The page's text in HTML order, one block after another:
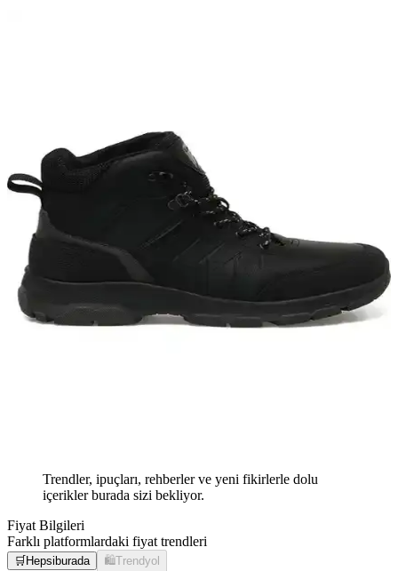
Trendler, ipuçları, rehberler ve yeni fikirlerle dolu
içerikler burada sizi bekliyor.
Fiyat Bilgileri
Farklı platformlardaki fiyat trendleri
🛒 Hepsiburada 🛍️Trendyol